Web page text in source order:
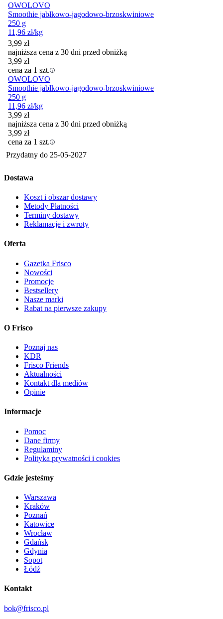
OWOLOVO
Smoothie jabłkowo-jagodowo-brzoskwiniowe
250 g
11,96 zł/kg
3,99 zł
najniższa cena z 30 dni przed obniżką
3,99 zł
cena za 1 szt.
OWOLOVO
Smoothie jabłkowo-jagodowo-brzoskwiniowe
250 g
11,96 zł/kg
3,99 zł
najniższa cena z 30 dni przed obniżką
3,99 zł
cena za 1 szt.
Przydatny do 25-05-2027
Dostawa
Koszt i obszar dostawy
Metody Płatności
Terminy dostawy
Reklamacje i zwroty
Oferta
Gazetka Frisco
Nowości
Promocje
Bestsellery
Nasze marki
Rabat na pierwsze zakupy
O Frisco
Poznaj nas
KDR
Frisco Friends
Aktualności
Kontakt dla mediów
Opinie
Informacje
Pomoc
Dane firmy
Regulaminy
Polityka prywatności i cookies
Gdzie jesteśmy
Warszawa
Kraków
Poznań
Katowice
Wrocław
Gdańsk
Gdynia
Sopot
Łódź
Kontakt
bok@frisco.pl